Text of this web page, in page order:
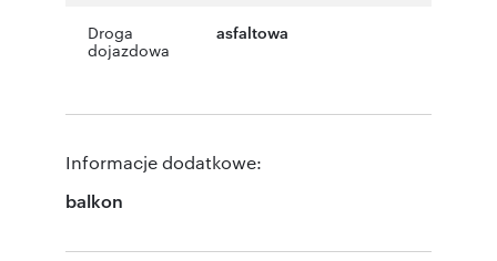
Droga
dojazdowa
asfaltowa
Informacje dodatkowe:
balkon